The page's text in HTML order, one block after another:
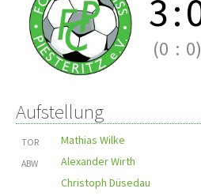
3:
(0 : 0)
Aufstellung
TOR Mathias Wilke
ABW
Alexander Wirth
Christoph Düsedau